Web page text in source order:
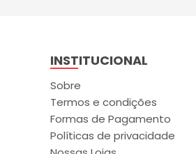
INSTITUCIONAL
Sobre
Termos e condições
Formas de Pagamento
Políticas de privacidade